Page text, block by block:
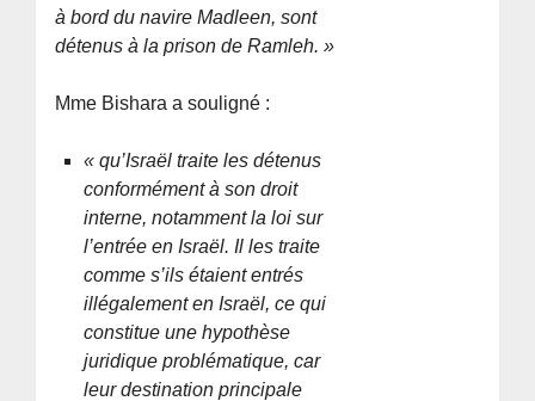
à bord du navire Madleen, sont
détenus à la prison de Ramleh. »
Mme Bishara a souligné :
« qu’Israël traite les détenus
conformément à son droit
interne, notamment la loi sur
l’entrée en Israël. Il les traite
comme s’ils étaient entrés
illégalement en Israël, ce qui
constitue une hypothèse
juridique problématique, car
leur destination principale